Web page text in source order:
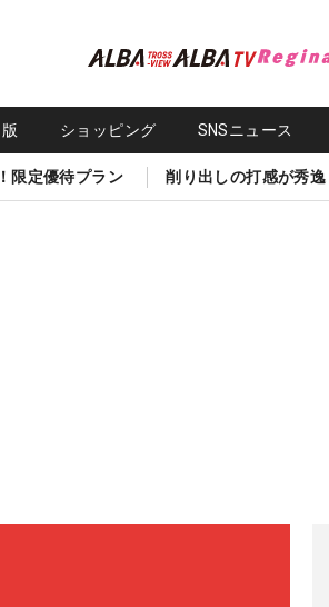
ショッピング SNSニュース
限定優待プラン 削り出しの打感が秀